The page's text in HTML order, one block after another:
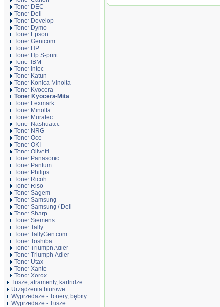
Toner DEC
Toner Dell
Toner Develop
Toner Dymo
Toner Epson
Toner Genicom
Toner HP
Toner Hp S-print
Toner IBM
Toner Intec
Toner Katun
Toner Konica Minolta
Toner Kyocera
Toner Kyocera-Mita
Toner Lexmark
Toner Minolta
Toner Muratec
Toner Nashuatec
Toner NRG
Toner Oce
Toner OKI
Toner Olivetti
Toner Panasonic
Toner Pantum
Toner Philips
Toner Ricoh
Toner Riso
Toner Sagem
Toner Samsung
Toner Samsung / Dell
Toner Sharp
Toner Siemens
Toner Tally
Toner TallyGenicom
Toner Toshiba
Toner Triumph Adler
Toner Triumph-Adler
Toner Utax
Toner Xante
Toner Xerox
Tusze, atramenty, kartridże
Urządzenia biurowe
Wyprzedaże - Tonery, bębny
Wyprzedaże - Tusze
Oryginał Toner Kyocera TK-865C do